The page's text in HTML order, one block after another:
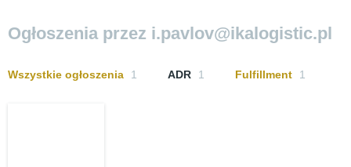
Ogłoszenia przez i.pavlov@ikalogistic.pl
Wszystkie ogłoszenia 1 ADR 1 Fulfillment 1